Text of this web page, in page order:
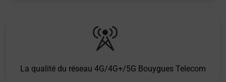
La qualité du réseau 4G/4G+/5G Bouygues Telecom